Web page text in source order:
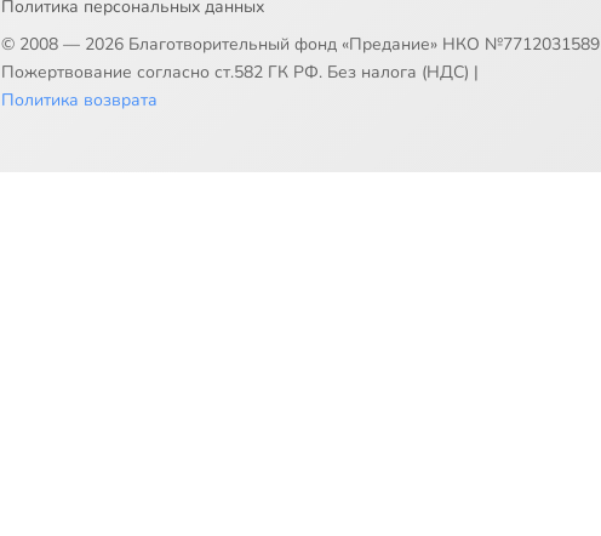
Политика персональных данных
© 2008 — 2026 Благотворительный фонд «Предание» НКО №7712031589
Пожертвование согласно ст.582 ГК РФ. Без налога (НДС) |
Политика возврата